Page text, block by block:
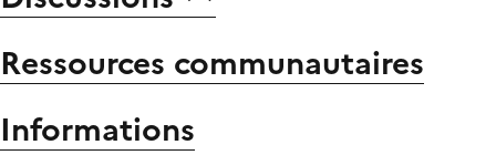
Ressources communautaires
Informations